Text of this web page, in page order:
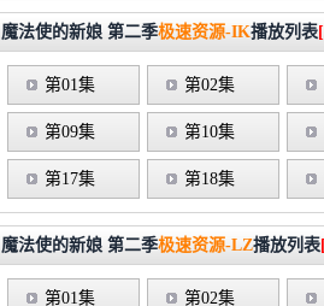
魔法使的新娘 第二季极速资源-IK播放列表
第01集 第02集
第09集 第10集
第17集 第18集
魔法使的新娘 第二季极速资源-LZ播放列表
第01集 第02集